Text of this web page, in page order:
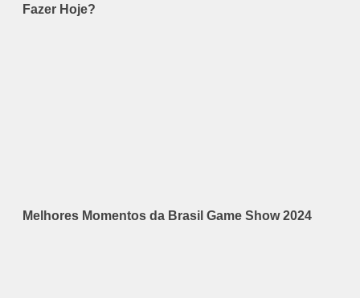
Fazer Hoje?
Melhores Momentos da Brasil Game Show 2024